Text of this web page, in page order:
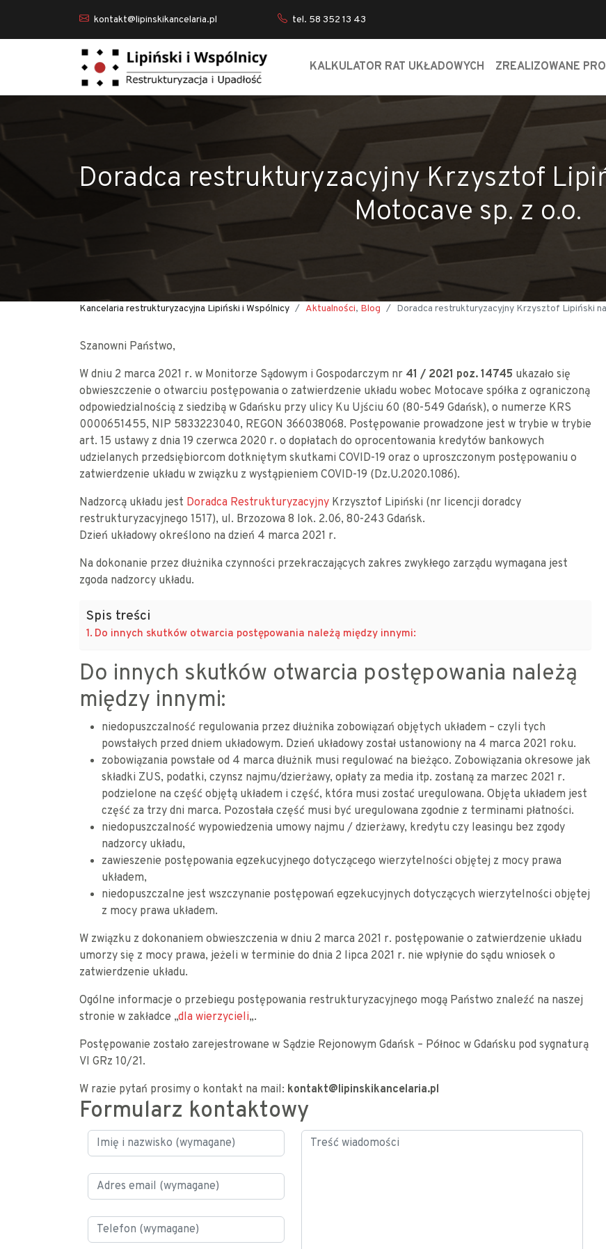
kontakt@lipinskikancelaria.pl tel. 58 352 13 43
KALKULATOR RAT UKŁADOWYCH ZREALIZOWANE
Doradca restrukturyzacyjny Krzysztof
Motocave sp. z o.o.
Kancelaria restrukturyzacyjna Lipiński i Wspólnicy Aktualności, Blog Doradca restrukturyzacyjny Krzysztof Lipiński
Szanowni Państwo,
W dniu 2 marca 2021 r. w Monitorze Sądowym i Gospodarczym nr 41 / 2021 poz. 14745 ukazało się
obwieszczenie o otwarciu postępowania o zatwierdzenie układu wobec Motocave spółka z ograniczoną
odpowiedzialnością z siedzibą w Gdańsku przy ulicy Ku Ujściu 60 (80-549 Gdańsk), o numerze KRS
0000651455, NIP 5833223040, REGON 366038068. Postępowanie prowadzone jest w trybie w trybie
art. 15 ustawy z dnia 19 czerwca 2020 r. o dopłatach do oprocentowania kredytów bankowych
udzielanych przedsiębiorcom dotkniętym skutkami COVID-19 oraz o uproszczonym postępowaniu o
zatwierdzenie układu w związku z wystąpieniem COVID-19 (Dz.U.2020.1086).
Nadzorcą układu jest Doradca Restrukturyzacyjny Krzysztof Lipiński (nr licencji doradcy
restrukturyzacyjnego 1517), ul. Brzozowa 8 lok. 2.06, 80-243 Gdańsk.
Dzień układowy określono na dzień 4 marca 2021 r.
Na dokonanie przez dłużnika czynności przekraczających zakres zwykłego zarządu wymagana jest
zgoda nadzorcy układu.
Spis treści
Do innych skutków otwarcia postępowania należą między innymi:
Do innych skutków otwarcia postępowania należą
między innymi:
niedopuszczalność regulowania przez dłużnika zobowiązań objętych układem – czyli tych
powstałych przed dniem układowym. Dzień układowy został ustanowiony na 4 marca 2021 roku.
zobowiązania powstałe od 4 marca dłużnik musi regulować na bieżąco. Zobowiązania okresowe jak
składki ZUS, podatki, czynsz najmu/dzierżawy, opłaty za media itp. zostaną za marzec 2021 r.
podzielone na część objętą układem i część, która musi zostać uregulowana. Objęta układem jest
część za trzy dni marca. Pozostała część musi być uregulowana zgodnie z terminami płatności.
niedopuszczalność wypowiedzenia umowy najmu / dzierżawy, kredytu czy leasingu bez zgody
nadzorcy układu,
zawieszenie postępowania egzekucyjnego dotyczącego wierzytelności objętej z mocy prawa
układem,
niedopuszczalne jest wszczynanie postępowań egzekucyjnych dotyczących wierzytelności objętej
z mocy prawa układem.
W związku z dokonaniem obwieszczenia w dniu 2 marca 2021 r. postępowanie o zatwierdzenie układu
umorzy się z mocy prawa, jeżeli w terminie do dnia 2 lipca 2021 r. nie wpłynie do sądu wniosek o
zatwierdzenie układu.
Ogólne informacje o przebiegu postępowania restrukturyzacyjnego mogą Państwo znaleźć na naszej
stronie w zakładce „dla wierzycieli„.
Postępowanie zostało zarejestrowane w Sądzie Rejonowym Gdańsk – Północ w Gdańsku pod sygnaturą
VI GRz 10/21.
W razie pytań prosimy o kontakt na mail: kontakt@lipinskikancelaria.pl
Formularz kontaktowy